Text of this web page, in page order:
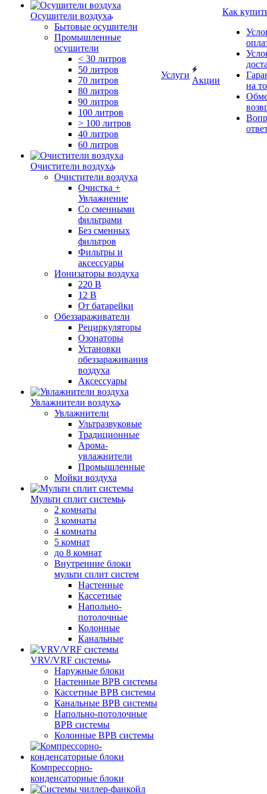
Осушители воздуха
Бытовые осушители
Промышленные
осушители
< 30 литров
50 литров
70 литров
80 литров
90 литров
100 литров
> 100 литров
40 литров
60 литров
Очистители воздуха
Очистители воздуха
Очистка +
Увлажнение
Cо сменными
фильтрами
Без сменных
фильтров
Фильтры и
аксессуары
Ионизаторы воздуха
220 В
12 В
От батарейки
Обеззараживатели
Рециркуляторы
Озонаторы
Установки
обеззараживания
воздуха
Аксессуары
Увлажнители воздуха
Увлажнители
Ультразвуковые
Традиционные
Арома-
увлажнители
Промышленные
Мойки воздуха
Мульти сплит системы
2 комнаты
3 комнаты
4 комнаты
5 комнат
до 8 комнат
Внутренние блоки
мульти сплит систем
Настенные
Кассетные
Напольно-
потолочные
Колонные
Канальные
VRV/VRF системы
Наружные блоки
Настенные ВРВ системы
Кассетные ВРВ системы
Канальные ВРВ системы
Напольно-потолочные
ВРВ системы
Колонные ВРВ системы
Компрессорно-
конденсаторные блоки
Услуги
Акции
Как
на